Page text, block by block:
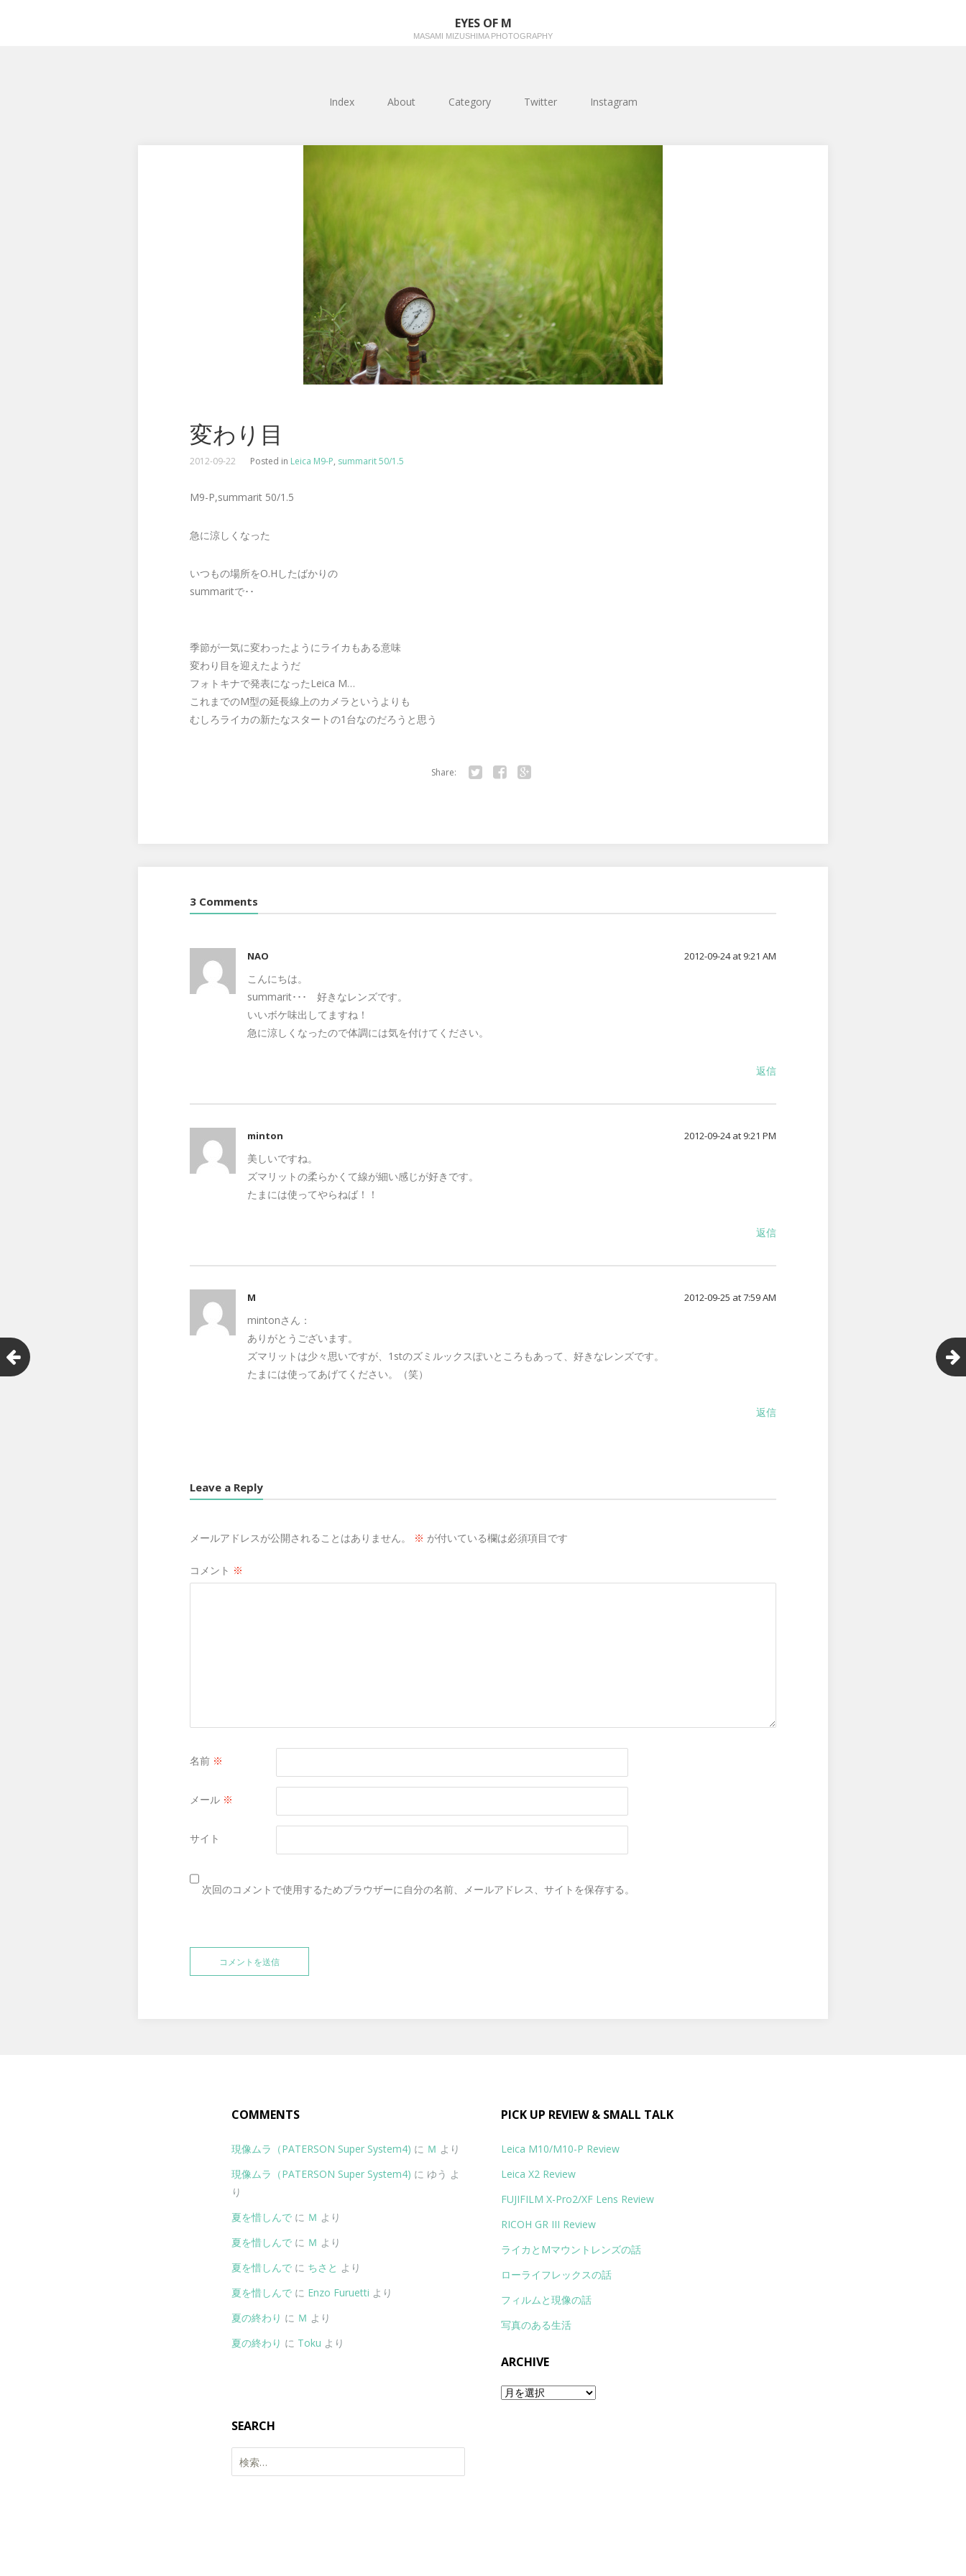
EYES OF M
MASAMI MIZUSHIMA PHOTOGRAPHY
Index About Category Twitter Instagram
変わり目
2012-09-22 Posted in Leica M9-P, summarit 50/1.5
M9-P,summarit 50/1.5
急に涼しくなった
いつもの場所をO.Hしたばかりの
summaritで･･
季節が一気に変わったようにライカもある意味
変わり目を迎えたようだ
フォトキナで発表になったLeica M…
これまでのM型の延長線上のカメラというよりも
むしろライカの新たなスタートの1台なのだろうと思う
Share:
3 Comments
NAO 2012-09-24 at 9:21 AM
こんにちは。
summarit･･･ 好きなレンズです。
いいボケ味出してますね！
急に涼しくなったので体調には気を付けてください。
返信
minton 2012-09-24 at 9:21 PM
美しいですね。
ズマリットの柔らかくて線が細い感じが好きです。
たまには使ってやらねば！！
返信
M 2012-09-25 at 7:59 AM
mintonさん：
ありがとうございます。
ズマリットは少々思いですが、1stのズミルックスぽいところもあって、好きなレンズです。
たまには使ってあげてください。（笑）
返信
Leave a Reply
メールアドレスが公開されることはありません。 ※ が付いている欄は必須項目です
コメント ※
名前 ※
メール ※
サイト
次回のコメントで使用するためブラウザーに自分の名前、メールアドレス、サイトを保存する。
COMMENTS
現像ムラ（PATERSON Super System4) に Ｍ より
現像ムラ（PATERSON Super System4) に ゆう よ
り
夏を惜しんで に Ｍ より
夏を惜しんで に Ｍ より
夏を惜しんで に ちさと より
夏を惜しんで に Enzo Furuetti より
夏の終わり に Ｍ より
夏の終わり に Toku より
PICK UP REVIEW & SMALL TALK
Leica M10/M10-P Review
Leica X2 Review
FUJIFILM X-Pro2/XF Lens Review
RICOH GR III Review
ライカとMマウントレンズの話
ローライフレックスの話
フィルムと現像の話
写真のある生活
ARCHIVE
Archive
SEARCH
索: